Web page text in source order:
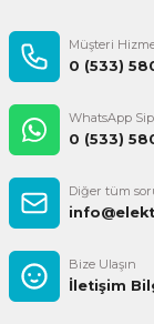
Müşteri
0 (533)
WhatsApp
0 (533)
Diğer tüm
Bize Ulaşın
İletişim